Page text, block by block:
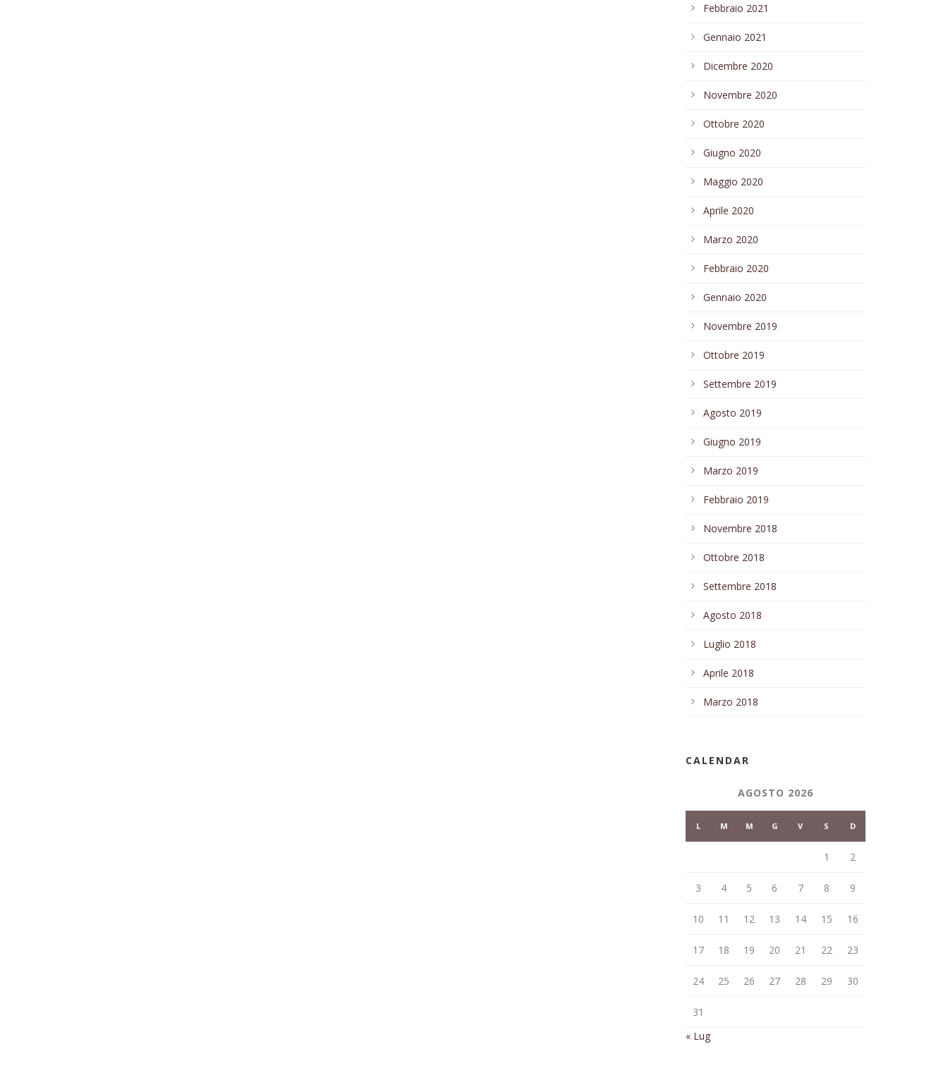
Febbraio 2021
Gennaio 2021
Dicembre 2020
Novembre 2020
Ottobre 2020
Giugno 2020
Maggio 2020
Aprile 2020
Marzo 2020
Febbraio 2020
Gennaio 2020
Novembre 2019
Ottobre 2019
Settembre 2019
Agosto 2019
Giugno 2019
Marzo 2019
Febbraio 2019
Novembre 2018
Ottobre 2018
Settembre 2018
Agosto 2018
Luglio 2018
Aprile 2018
Marzo 2018
CALENDAR
AGOSTO 2026
L M M G V S D
1 2
3 4 5 6 7 8 9
10 11 12 13 14 15 16
17 18 19 20 21 22 23
24 25 26 27 28 29 30
31
« Lug